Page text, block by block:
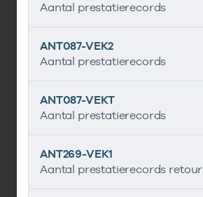
Aantal prestatierecords
ANT087-VEK2
Aantal prestatierecords
ANT087-VEKT
Aantal prestatierecords
ANT269-VEK1
Aantal prestatierecords retour